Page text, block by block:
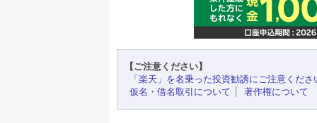
【ご注意ください】
「楽天」を名乗った投資勧誘にご注意くださ
仮名・借名取引について
著作権について